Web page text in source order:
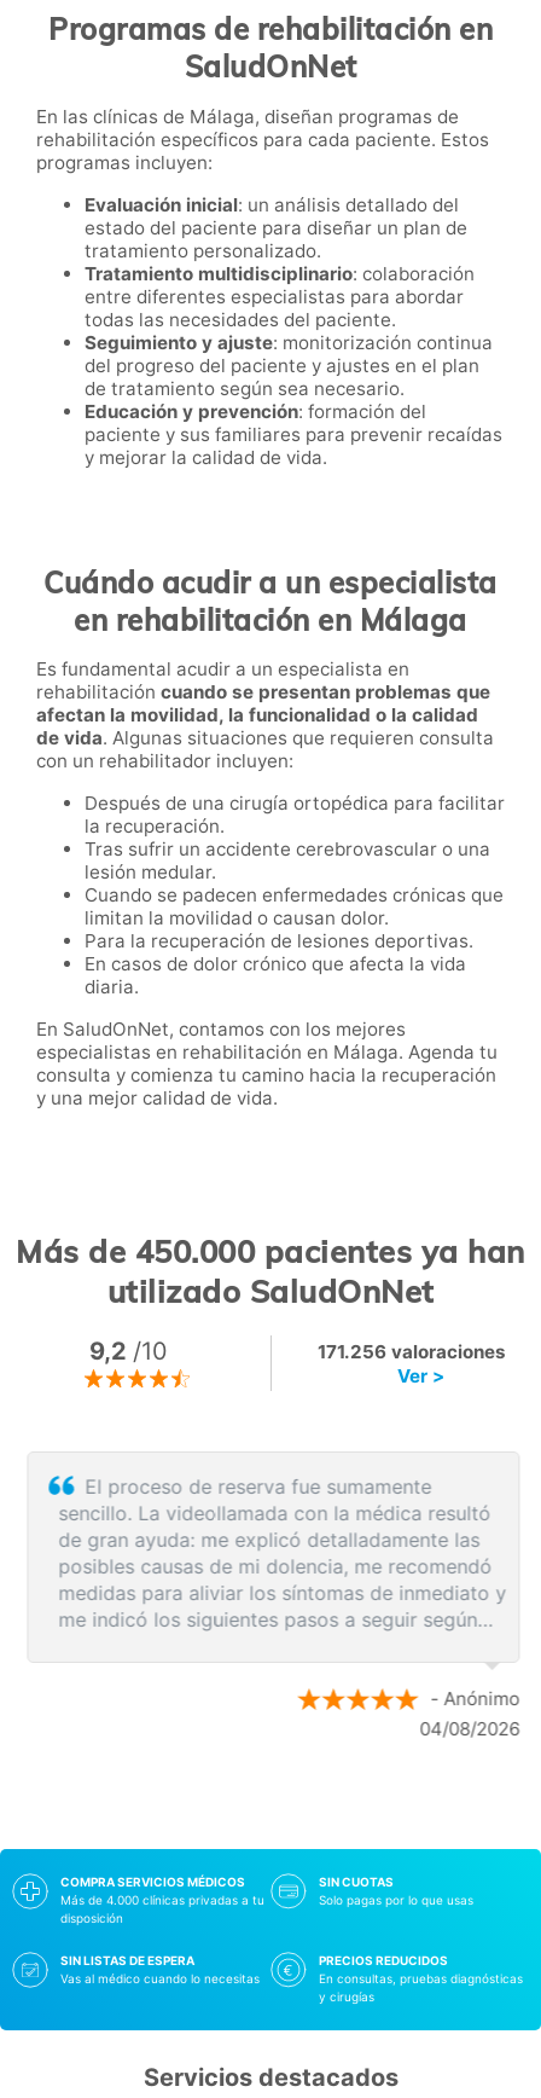
Programas de rehabilitación en
SaludOnNet
En las clínicas de Málaga, diseñan programas de
rehabilitación específicos para cada paciente. Estos
programas incluyen:
Evaluación inicial: un análisis detallado del
estado del paciente para diseñar un plan de
tratamiento personalizado.
Tratamiento multidisciplinario: colaboración
entre diferentes especialistas para abordar
todas las necesidades del paciente.
Seguimiento y ajuste: monitorización continua
del progreso del paciente y ajustes en el plan
de tratamiento según sea necesario.
Educación y prevención: formación del
paciente y sus familiares para prevenir recaídas
y mejorar la calidad de vida.
Cuándo acudir a un especialista
en rehabilitación en Málaga
Es fundamental acudir a un especialista en
rehabilitación cuando se presentan problemas que
afectan la movilidad, la funcionalidad o la calidad
de vida. Algunas situaciones que requieren consulta
con un rehabilitador incluyen:
Después de una cirugía ortopédica para facilitar
la recuperación.
Tras sufrir un accidente cerebrovascular o una
lesión medular.
Cuando se padecen enfermedades crónicas que
limitan la movilidad o causan dolor.
Para la recuperación de lesiones deportivas.
En casos de dolor crónico que afecta la vida
diaria.
En SaludOnNet, contamos con los mejores
especialistas en rehabilitación en Málaga. Agenda tu
consulta y comienza tu camino hacia la recuperación
y una mejor calidad de vida.
Más de 450.000 pacientes ya han
utilizado SaludOnNet
9,2 /10
171.256 valoraciones
Ver >
El proceso de reserva fue sumamente
sencillo. La videollamada con la médica resultó
de gran ayuda: me explicó detalladamente las
posibles causas de mi dolencia, me recomendó
medidas para aliviar los síntomas de inmediato y
me indicó los siguientes pasos a seguir según
- Anónimo
04/08/2026
COMPRA SERVICIOS MÉDICOS
Más de 4.000 clínicas privadas a tu
disposición
SIN CUOTAS
Solo pagas por lo que usas
SIN LISTAS DE ESPERA
Vas al médico cuando lo necesitas
PRECIOS REDUCIDOS
En consultas, pruebas diagnósticas
y cirugías
Servicios destacados